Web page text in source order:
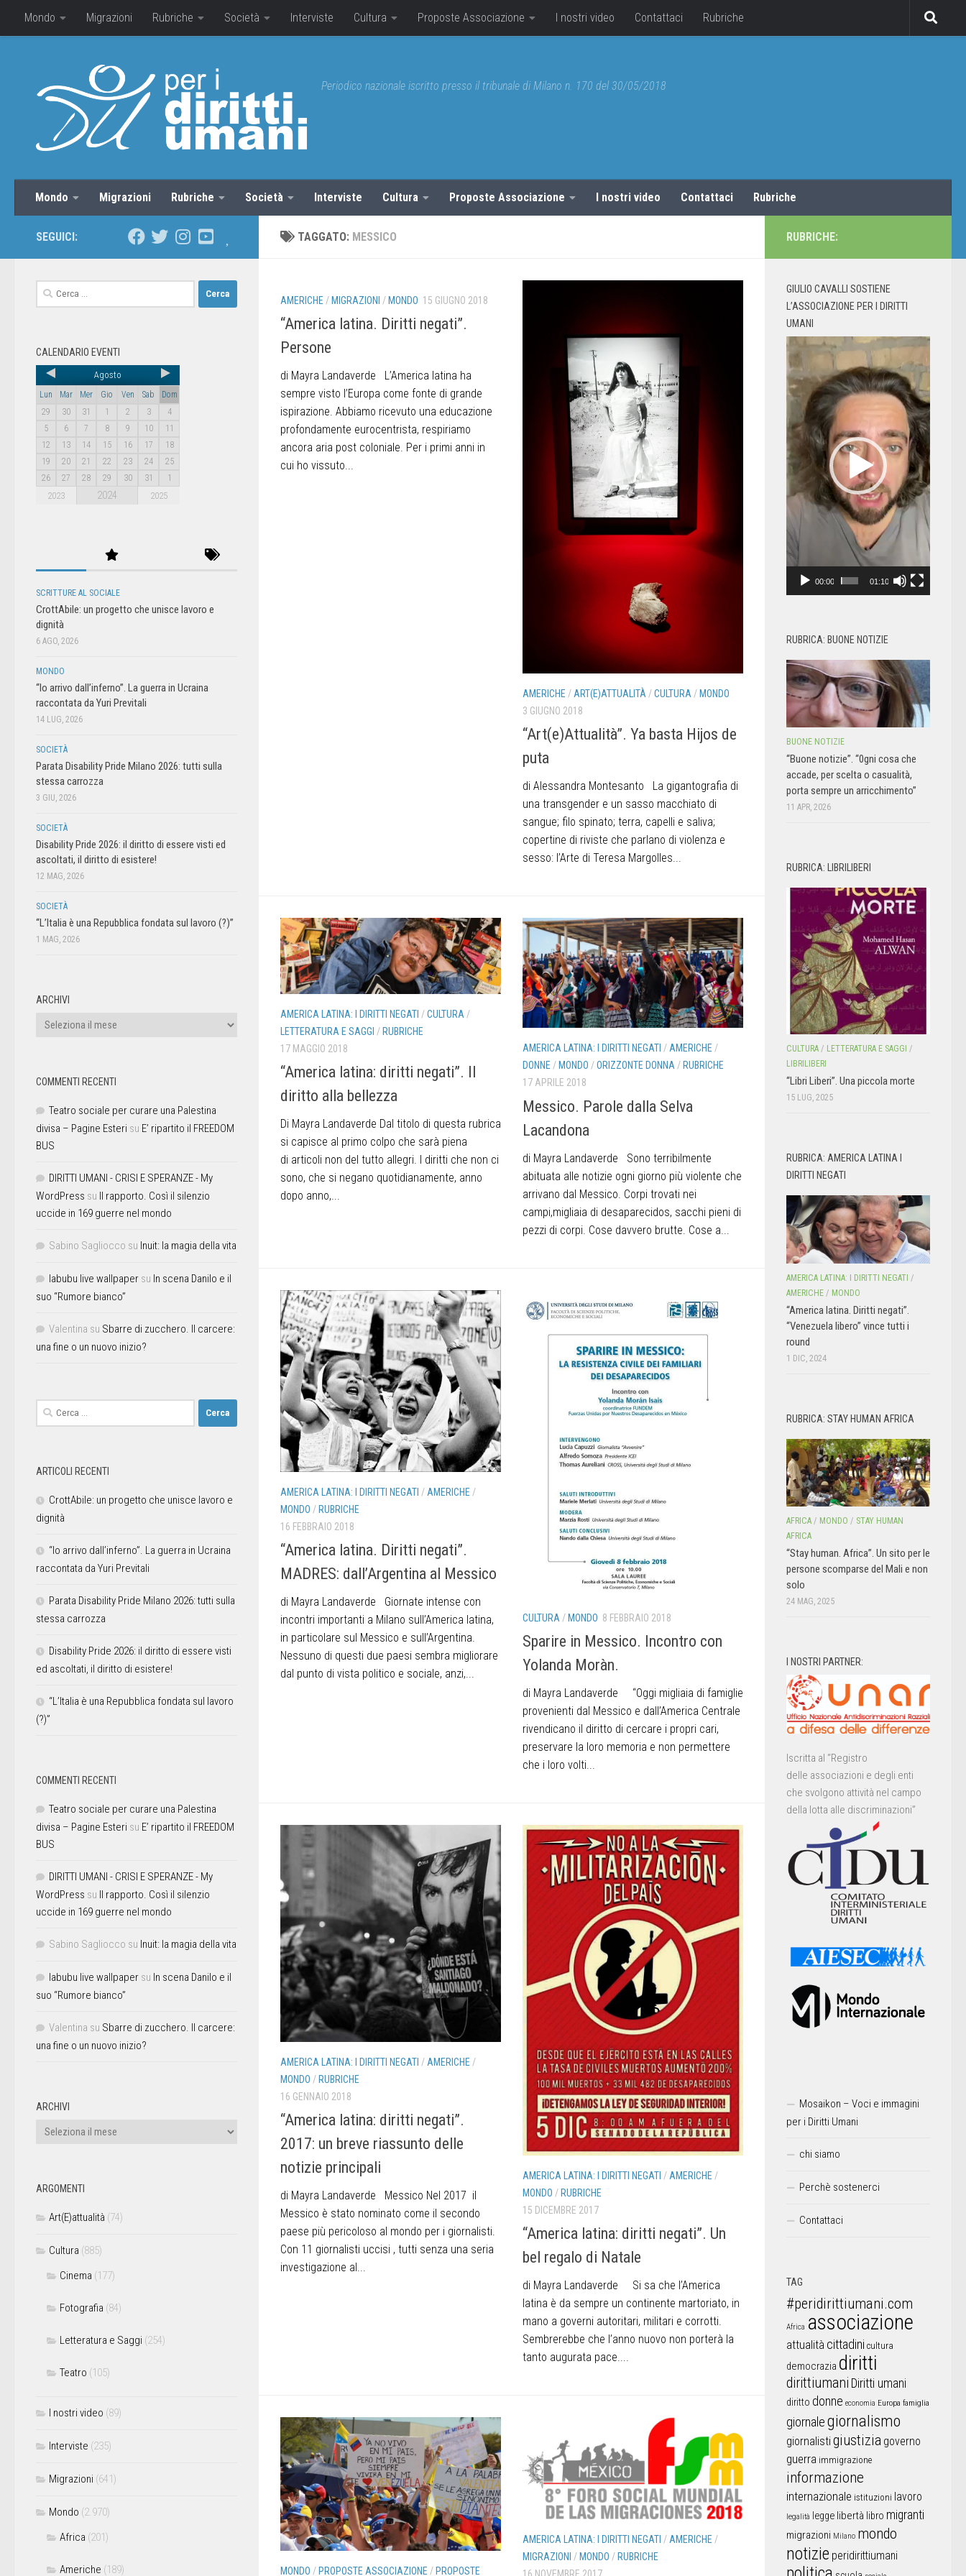
Mondo Migrazioni Rubriche Società Interviste Cultura Proposte Associazione I nostri video Contattaci Rubriche
Periodico nazionale iscritto presso il tribunale di Milano n. 170 del 30/05/2018
Mondo Migrazioni Rubriche Società Interviste Cultura Proposte Associazione I nostri video Contattaci Rubriche
TAGGATO: MESSICO
AMERICHE / MIGRAZIONI / MONDO 15 GIUGNO 2018
“America latina. Diritti negati”.
Persone
di Mayra Landaverde L’America latina ha
sempre visto l’Europa come fonte di grande
ispirazione. Abbiamo ricevuto una educazione
profondamente eurocentrista, respiriamo
ancora aria post coloniale. Per i primi anni in
cui ho vissuto...
AMERICHE / ART(E)ATTUALITÀ /CULTURA / MONDO
3 GIUGNO 2018
“Art(e)Attualità”. Ya basta Hijos de
puta
di Alessandra Montesanto La gigantografia di
una transgender e un sasso macchiato di
sangue; filo spinato; terra, capelli e saliva;
copertine di riviste che parlano di violenza e
sesso: l’Arte di Teresa Margolles...
AMERICA LATINA: I DIRITTI NEGATI /CULTURA /
LETTERATURA E SAGGI / RUBRICHE
17 MAGGIO 2018
“America latina: diritti negati”. Il
diritto alla bellezza
Di Mayra Landaverde Dal titolo di questa rubrica
si capisce al primo colpo che sarà piena
di articoli non del tutto allegri. I diritti che non ci
sono, che si negano quotidianamente, anno
dopo anno,...
AMERICA LATINA: I DIRITTI NEGATI /AMERICHE /
DONNE / MONDO /ORIZZONTE DONNA/ RUBRICHE
17 APRILE 2018
Messico. Parole dalla Selva
Lacandona
di Mayra Landaverde Sono terribilmente
abituata alle notizie ogni giorno più violente che
arrivano dal Messico. Corpi trovati nei
campi,migliaia di desaparecidos, sacchi pieni di
pezzi di corpi. Cose davvero brutte. Cose a...
AMERICA LATINA: I DIRITTI NEGATI / AMERICHE /
MONDO / RUBRICHE
16 FEBBRAIO 2018
“America latina. Diritti negati”.
MADRES: dall’Argentina al Messico
di Mayra Landaverde Giornate intense con
incontri importanti a Milano sull’America latina,
in particolare sul Messico e sull’Argentina.
Nessuno di questi due paesi sembra migliorare
dal punto di vista politico e sociale, anzi,...
CULTURA /MONDO 8 FEBBRAIO 2018
Sparire in Messico. Incontro con
Yolanda Moràn.
di Mayra Landaverde “Oggi migliaia di famiglie
provenienti dal Messico e dall’America Centrale
rivendicano il diritto di cercare i propri cari,
preservare la loro memoria e non permettere
che i loro volti...
AMERICA LATINA: I DIRITTI NEGATI / AMERICHE /
MONDO / RUBRICHE
16 GENNAIO 2018
“America latina: diritti negati”.
2017: un breve riassunto delle
notizie principali
di Mayra Landaverde Messico Nel 2017 il
Messico è stato nominato come il secondo
paese più pericoloso al mondo per i giornalisti.
Con 11 giornalisti uccisi , tutti senza una seria
investigazione al...
AMERICA LATINA: I DIRITTI NEGATI /AMERICHE /
MONDO / RUBRICHE
15 DICEMBRE 2017
“America latina: diritti negati”. Un
bel regalo di Natale
di Mayra Landaverde Si sa che l’America
latina è da sempre un continente martoriato, in
mano a governi autoritari, militari e corrotti.
Sembrerebbe che l’anno nuovo non porterà la
tanto augurata pace....
MONDO / PROPOSTE ASSOCIAZIONE / PROPOSTE
AMERICA LATINA: I DIRITTI NEGATI / AMERICHE /
MIGRAZIONI / MONDO / RUBRICHE
SEGUICI:
CALENDARIO EVENTI
Agosto
Lun Mar Mer Gio Ven Sab
Dom
29
30 31 1 2 3
4
5
6 7 8 9 10
11
12
13 14 15 16 17
18
19
20 21 22 23 24
25
26
27 28 29 30 31 1
2023 2024 2025
SCRITTURE AL SOCIALE
CrottAbile: un progetto che unisce lavoro e
dignità
6 AGO, 2026
MONDO
“Io arrivo dall’inferno”. La guerra in Ucraina
raccontata da Yuri Previtali
14 LUG, 2026
SOCIETÀ
Parata Disability Pride Milano 2026: tutti sulla
stessa carrozza
3 GIU, 2026
SOCIETÀ
Disability Pride 2026: il diritto di essere visti ed
ascoltati, il diritto di esistere!
12 MAG, 2026
SOCIETÀ
“L’Italia è una Repubblica fondata sul lavoro (?)”
1 MAG, 2026
ARCHIVI
COMMENTI RECENTI
Teatro sociale per curare una Palestina
divisa – Pagine Esteri su E’ ripartito il FREEDOM
BUS
DIRITTI UMANI - CRISI E SPERANZE - My
WordPress su Il rapporto. Così il silenzio
uccide in 169 guerre nel mondo
Sabino Sagliocco su Inuit: la magia della vita
labubu live wallpaper su In scena Danilo e il
suo “Rumore bianco”
Valentina su Sbarre di zucchero. Il carcere:
una fine o un nuovo inizio?
ARTICOLI RECENTI
CrottAbile: un progetto che unisce lavoro e
dignità
“Io arrivo dall’inferno”. La guerra in Ucraina
raccontata da Yuri Previtali
Parata Disability Pride Milano 2026: tutti sulla
stessa carrozza
Disability Pride 2026: il diritto di essere visti
ed ascoltati, il diritto di esistere!
“L’Italia è una Repubblica fondata sul lavoro
(?)”
COMMENTI RECENTI
Teatro sociale per curare una Palestina
divisa – Pagine Esteri su E’ ripartito il FREEDOM
BUS
DIRITTI UMANI - CRISI E SPERANZE - My
WordPress su Il rapporto. Così il silenzio
uccide in 169 guerre nel mondo
Sabino Sagliocco su Inuit: la magia della vita
labubu live wallpaper su In scena Danilo e il
suo “Rumore bianco”
Valentina su Sbarre di zucchero. Il carcere:
una fine o un nuovo inizio?
ARCHIVI
ARGOMENTI
Art(E)attualità (74)
Cultura (885)
Cinema (177)
Fotografia (84)
Letteratura e Saggi (254)
Teatro (105)
I nostri video (89)
Interviste (235)
Migrazioni (641)
Mondo (2.970)
Africa (201)
Americhe (189)
RUBRICHE:
GIULIO CAVALLI SOSTIENE
L’ASSOCIAZIONE PER I DIRITTI
UMANI
Video
Player
00:00 01:10
RUBRICA: BUONE NOTIZIE
BUONE NOTIZIE
“Buone notizie”. “0gni cosa che
accade, per scelta o casualità,
porta sempre un arricchimento”
11 APR, 2026
RUBRICA: LIBRILIBERI
CULTURA / LETTERATURA E SAGGI /
LIBRILIBERI
“Libri Liberi”. Una piccola morte
15 LUG, 2025
RUBRICA: AMERICA LATINA I
DIRITTI NEGATI
AMERICA LATINA: I DIRITTI NEGATI /
AMERICHE / MONDO
“America latina. Diritti negati”.
“Venezuela libero” vince tutti i
round
1 DIC, 2024
RUBRICA: STAY HUMAN AFRICA
AFRICA / MONDO / STAY HUMAN
AFRICA
“Stay human. Africa”. Un sito per le
persone scomparse del Mali e non
solo
24 MAG, 2025
I NOSTRI PARTNER:
Iscritta al “Registro
delle associazioni e degli enti
che svolgono attività nel campo
della lotta alle discriminazioni”
Mosaikon – Voci e immagini
per i Diritti Umani
chi siamo
Perchè sostenerci
Contattaci
TAG
#peridirittiumani.com
Africa associazione
attualità cittadini cultura
democrazia diritti
dirittiumani Diritti umani
diritto donne economia Europa famiglia
giornalegiornalismo
giornalistigiustizia governo
guerra immigrazione
informazione
internazionale istituzioni lavoro
legalità legge libertà libro migranti
migrazioni Milano mondo
notizie peridirittiumani